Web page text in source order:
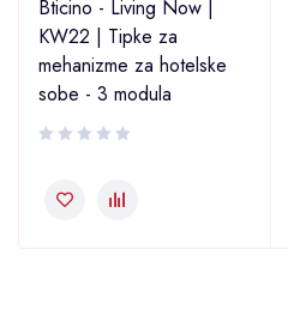
Bticino - Living Now |
KW22 | Tipke za
mehanizme za hotelske
sobe - 3 modula